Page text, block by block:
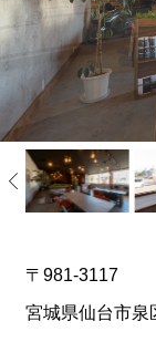
〒981-3117
宮城県仙台市泉